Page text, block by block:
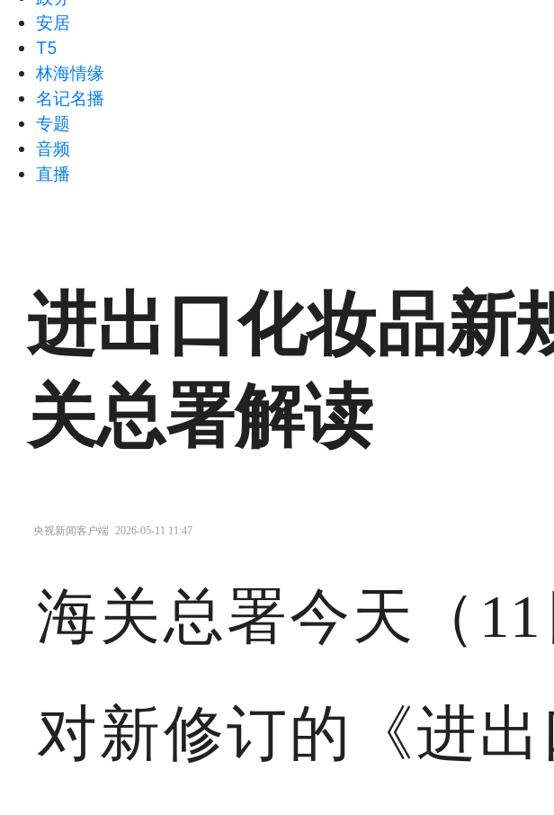
安居
T5
林海情缘
名记名播
专题
音频
直播
进出口化妆品新
关总署解读
央视新闻客户端 2026-05-11 11:47
海关总署今天（
对新修订的《进